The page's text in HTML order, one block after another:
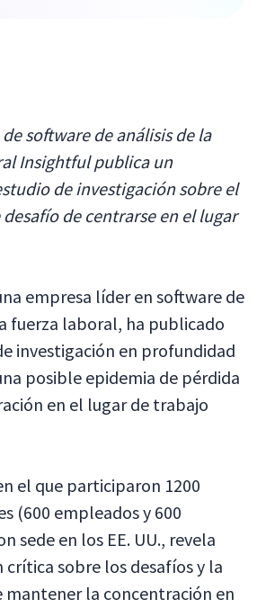
software de análisis de la
Insightful publica un
de investigación sobre el
de centrarse en el lugar
empresa líder en software de
fuerza laboral, ha publicado
investigación en profundidad
posible epidemia de pérdida
en el lugar de trabajo
el que participaron 1200
(600 empleados y 600
sede en los EE. UU., revela
sobre los desafíos y la
mantener la concentración en